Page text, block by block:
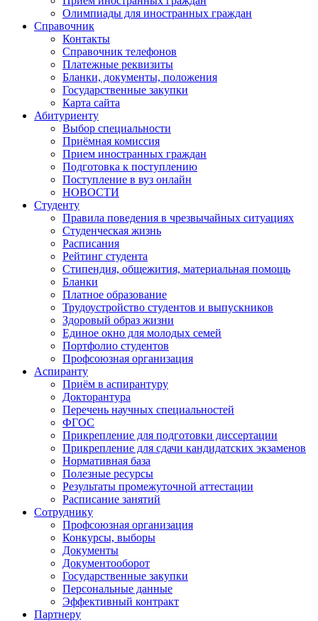
Олимпиады для иностранных граждан
Справочник
Контакты
Справочник телефонов
Платежные реквизиты
Бланки, документы, положения
Государственные закупки
Карта сайта
Абитуриенту
Выбор специальности
Приёмная комиссия
Прием иностранных граждан
Подготовка к поступлению
Поступление в вуз онлайн
НОВОСТИ
Студенту
Правила поведения в чрезвычайных ситуациях
Студенческая жизнь
Расписания
Рейтинг студента
Стипендия, общежития, материальная помощь
Бланки
Платное образование
Трудоустройство студентов и выпускников
Здоровый образ жизни
Единое окно для молодых семей
Портфолио студентов
Профсоюзная организация
Аспиранту
Приём в аспирантуру
Докторантура
Перечень научных специальностей
ФГОС
Прикрепление для подготовки диссертации
Прикрепление для сдачи кандидатских экзаменов
Нормативная база
Полезные ресурсы
Результаты промежуточной аттестации
Расписание занятий
Сотруднику
Профсоюзная организация
Конкурсы, выборы
Документы
Документооборот
Государственные закупки
Персональные данные
Эффективный контракт
Партнеру